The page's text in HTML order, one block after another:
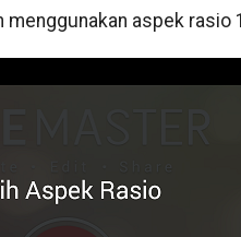
menggunakan aspek rasio